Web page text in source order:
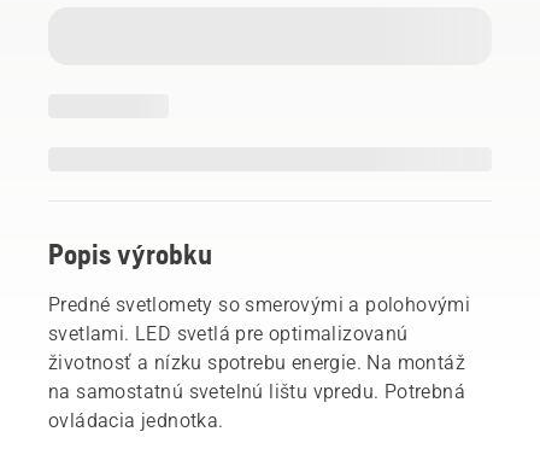
Popis výrobku
Predné svetlomety so smerovými a polohovými
svetlami. LED svetlá pre optimalizovanú
životnosť a nízku spotrebu energie. Na montáž
na samostatnú svetelnú lištu vpredu. Potrebná
ovládacia jednotka.